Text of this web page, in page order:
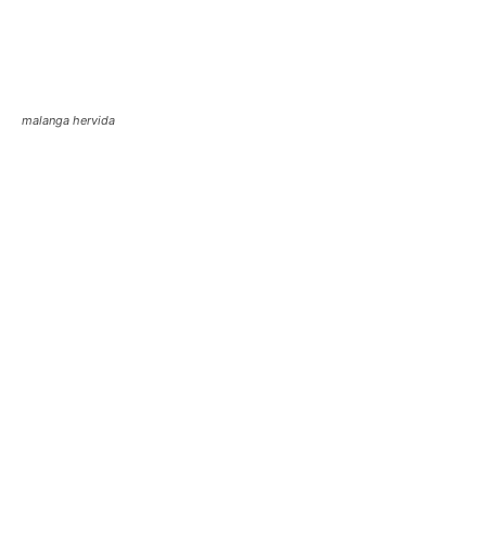
malanga hervida